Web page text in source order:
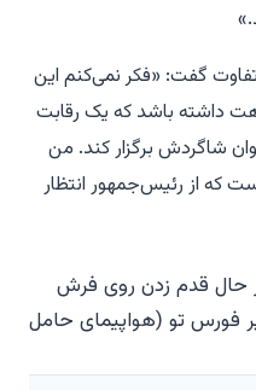
گفت: «فکر نمی‌کنم این
داشته باشد که یک رقابت
شاگردش برگزار کند. من
که از رئیس‌جمهور انتظار